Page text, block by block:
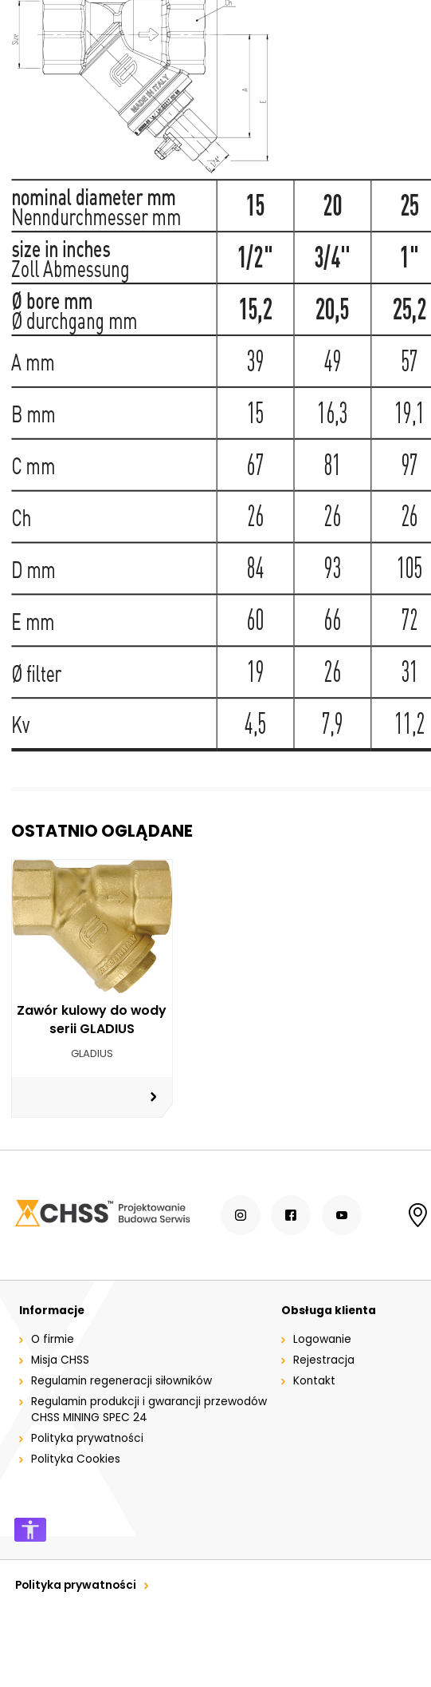
OSTATNIO OGLĄDANE
Zawór kulowy do wody
serii GLADIUS
GLADIUS
Informacje
O firmie
Misja CHSS
Regulamin regeneracji siłowników
Regulamin produkcji i gwarancji przewodów
CHSS MINING SPEC 24
Polityka prywatności
Polityka Cookies
Obsługa klienta
Logowanie
Rejestracja
Kontakt
Polityka prywatności